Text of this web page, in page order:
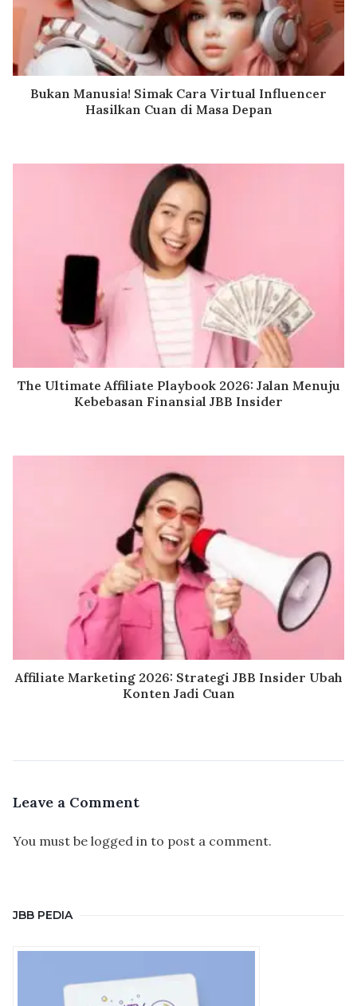
Bukan Manusia! Simak Cara Virtual Influencer
Hasilkan Cuan di Masa Depan
The Ultimate Affiliate Playbook 2026: Jalan Menuju
Kebebasan Finansial JBB Insider
Affiliate Marketing 2026: Strategi JBB Insider Ubah
Konten Jadi Cuan
Leave a Comment
You must be logged in to post a comment.
JBB PEDIA